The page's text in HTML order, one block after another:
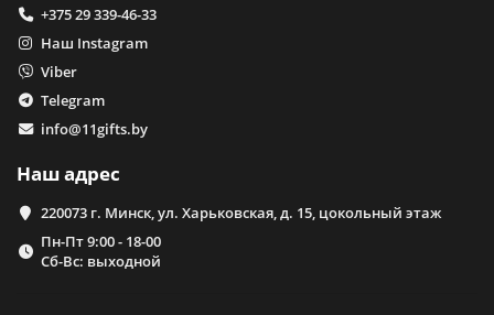
+375 29 339-46-33
Наш Instagram
Viber
Telegram
info@11gifts.by
Наш адрес
220073 г. Минск, ул. Харьковская, д. 15, цокольный этаж
Пн-Пт 9:00 - 18-00
Сб-Вс: выходной